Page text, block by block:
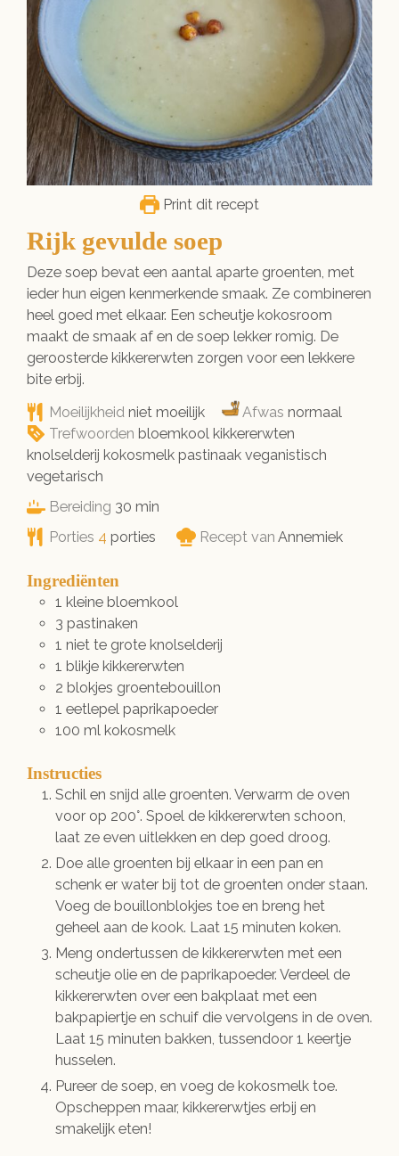
Print dit recept
Rijk gevulde soep
Deze soep bevat een aantal aparte groenten, met
ieder hun eigen kenmerkende smaak. Ze combineren
heel goed met elkaar. Een scheutje kokosroom
maakt de smaak af en de soep lekker romig. De
geroosterde kikkererwten zorgen voor een lekkere
bite erbij.
Moeilijkheidniet moeilijk Afwasnormaal
Trefwoorden bloemkool kikkererwten
knolselderij kokosmelk pastinaak veganistisch
vegetarisch
Bereiding 30 minuten
min
Porties 4 porties Recept van Annemiek
Ingrediënten
1 kleine bloemkool
3 pastinaken
1 niet te grote knolselderij
1 blikje kikkererwten
2 blokjes groentebouillon
1 eetlepel paprikapoeder
100 ml kokosmelk
Instructies
Schil en snijd alle groenten. Verwarm de oven
voor op 200°. Spoel de kikkererwten schoon,
laat ze even uitlekken en dep goed droog.
Doe alle groenten bij elkaar in een pan en
schenk er water bij tot de groenten onder staan.
Voeg de bouillonblokjes toe en breng het
geheel aan de kook. Laat 15 minuten koken.
Meng ondertussen de kikkererwten met een
scheutje olie en de paprikapoeder. Verdeel de
kikkererwten over een bakplaat met een
bakpapiertje en schuif die vervolgens in de oven.
Laat 15 minuten bakken, tussendoor 1 keertje
husselen.
Pureer de soep, en voeg de kokosmelk toe.
Opscheppen maar, kikkererwtjes erbij en
smakelijk eten!